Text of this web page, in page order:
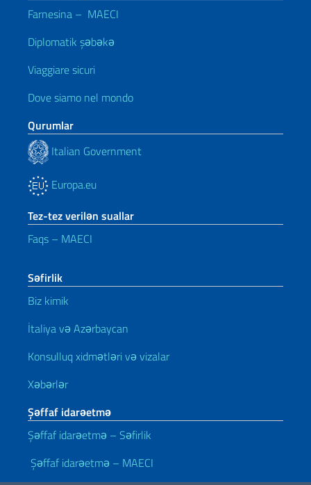
Farnesina – MAECI
Diplomatik şəbəkə
Viaggiare sicuri
Dove siamo nel mondo
Qurumlar
Italian Government
Europa.eu
Tez-tez verilən suallar
Faqs – MAECI
Səfirlik
Biz kimik
İtaliya və Azərbaycan
Konsulluq xidmətləri və vizalar
Xəbərlər
Şəffaf idarəetmə
Şəffaf idarəetmə – Səfirlik
Şəffaf idarəetmə – MAECI